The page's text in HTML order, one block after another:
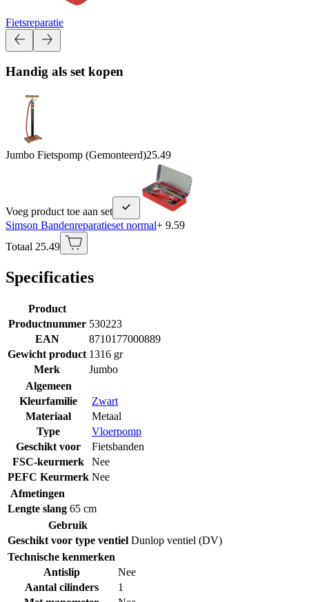
Fietsreparatie
Handig als set kopen
Jumbo Fietspomp (Gemonteerd)25.49
Voeg product toe aan set
Simson Bandenreparatieset normal+ 9.59
Totaal 25.49
Specificaties
Product
Productnummer 530223
EAN
8710177000889
Gewicht product 1316 gr
Merk
Jumbo
Algemeen
Kleurfamilie
Zwart
Materiaal
Metaal
Type
Vloerpomp
Geschikt voor
Fietsbanden
FSC-keurmerk
Nee
PEFC Keurmerk Nee
Afmetingen
Lengte slang 65 cm
Gebruik
Geschikt voor type ventiel Dunlop ventiel (DV)
Technische kenmerken
Antislip
Nee
Aantal cilinders
1